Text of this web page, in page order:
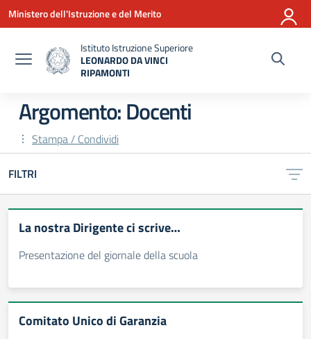
Vai ai contenuti
Vai al menu di navigazione
Vai al footer
Ministero dell'Istruzione e del Merito
Istituto Istruzione Superiore
LEONARDO DA VINCI
RIPAMONTI
Argomento: Docenti
Stampa / Condividi
FILTRI
La nostra Dirigente ci scrive…
Presentazione del giornale della scuola
Comitato Unico di Garanzia